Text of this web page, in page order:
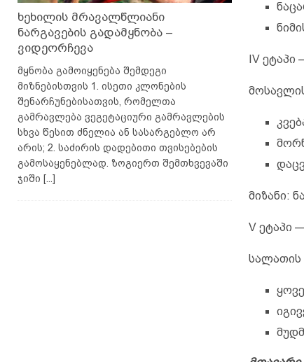
IV
მიზანი:
V ეტაპი
სალათის
ხეხილის მრავალწლიანი
ნარგავების გადამყნობა –
ვიდეორჩევა
მყნობა გამოიყენება შემდეგი
მიზნებისთვის 1. ისეთი კლონების
შენარჩუნებისათვის, რომელთა
გამრავლება ვეგეტაციური გამრავლების
სხვა წესით ძნელია ან სასარგებლო არ
არის; 2. საძირის დადებითი თვისებების
გამოსაყენებლად. ზოგიერთ შემთხვევაში
ჯიში [...]